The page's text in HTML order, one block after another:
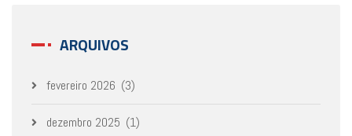
ARQUIVOS
fevereiro 2026 (3)
dezembro 2025 (1)